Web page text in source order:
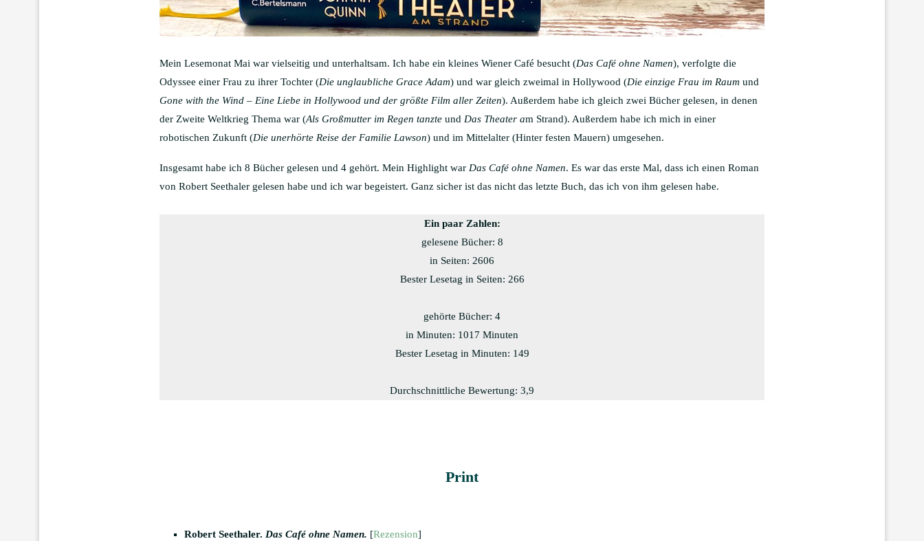
Mein Lesemonat Mai war vielseitig und unterhaltsam. Ich habe ein kleines Wiener Café besucht (Das Café ohne Namen), verfolgte die
Odyssee einer Frau zu ihrer Tochter (Die unglaubliche Grace Adam) und war gleich zweimal in Hollywood (Die einzige Frau im Raum und
Gone with the Wind – Eine Liebe in Hollywood und der größte Film aller Zeiten). Außerdem habe ich gleich zwei Bücher gelesen, in denen
der Zweite Weltkrieg Thema war (Als Großmutter im Regen tanzte und Das Theater am Strand). Außerdem habe ich mich in einer
robotischen Zukunft (Die unerhörte Reise der Familie Lawson) und im Mittelalter (Hinter festen Mauern) umgesehen.
Insgesamt habe ich 8 Bücher gelesen und 4 gehört. Mein Highlight war Das Café ohne Namen. Es war das erste Mal, dass ich einen Roman
von Robert Seethaler gelesen habe und ich war begeistert. Ganz sicher ist das nicht das letzte Buch, das ich von ihm gelesen habe.
Ein paar Zahlen:
gelesene Bücher: 8
in Seiten: 2606
Bester Lesetag in Seiten: 266
gehörte Bücher: 4
in Minuten: 1017 Minuten
Bester Lesetag in Minuten: 149
Durchschnittliche Bewertung: 3,9
Print
Robert Seethaler. Das Café ohne Namen. [Rezension]